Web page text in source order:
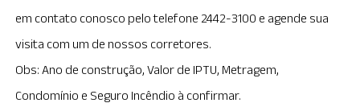
em contato conosco pelo telefone 2442-3100 e agende sua
visita com um de nossos corretores.
Obs: Ano de construção, Valor de IPTU, Metragem,
Condomínio e Seguro Incêndio à confirmar.